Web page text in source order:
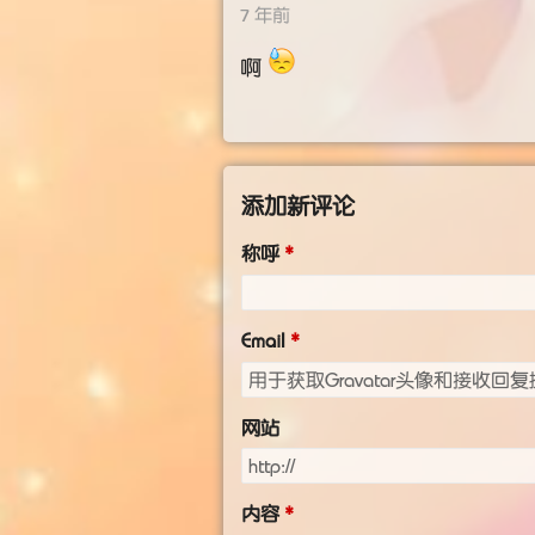
7 年前
啊
添加新评论
称呼
Email
网站
内容